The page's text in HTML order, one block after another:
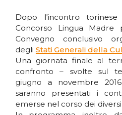
Dopo l’incontro
Concorso Lingua Madre
Convegno conclusivo
degliStati Generali della
Una giornata finale al
confronto – svolte sul
giugno a novembre
saranno presentati i
emerse nel corso dei